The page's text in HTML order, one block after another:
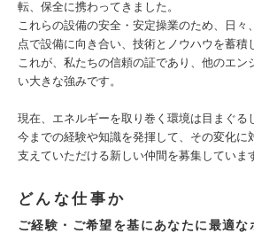
転、保全に携わってきました。
これらの設備の安全・安定操業のため、日々
点で設備に向き合い、技術とノウハウを蓄積
これが、私たちの信頼の証であり、他のエン
い大きな強みです。
現在、エネルギーを取り巻く環境は目まぐる
今までの経験や知識を発揮して、その変化に
支えていただける新しい仲間を募集していま
どんな仕事か
ご経験・ご希望を基にあなたに最適な